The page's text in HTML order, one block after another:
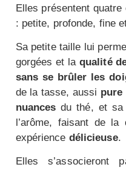
Elles présentent
: petite, profonde, fine
Sa petite taille lui
gorgées et la qualité
sans se brûler les
de la tasse, aussi pure
nuances du thé, et sa
l’arôme, faisant de la
expérience délicieuse.
Elles s’associeront